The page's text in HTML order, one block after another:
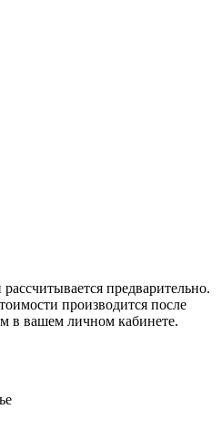
предварительно.
производится после
в вашем личном кабинете.